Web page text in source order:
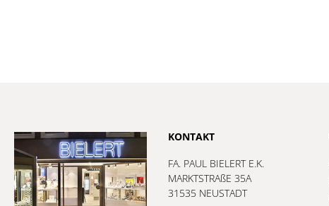
KONTAKT
FA. PAUL BIELERT E.K.
MARKTSTRAßE 35A
31535 NEUSTADT